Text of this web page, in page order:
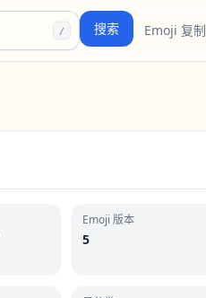
/ 搜索 Emoji 复制
Emoji 版本
5